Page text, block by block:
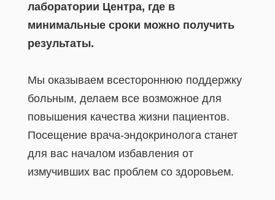
лаборатории Центра, где в
минимальные сроки можно получить
результаты.
Мы оказываем всестороннюю поддержку
больным, делаем все возможное для
повышения качества жизни пациентов.
Посещение врача-эндокринолога станет
для вас началом избавления от
измучивших вас проблем со здоровьем.